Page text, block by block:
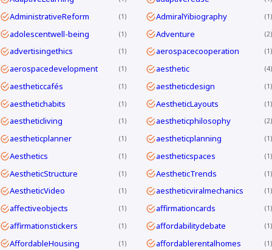
AdministrativeReform 1 AdmiralYibiography 1
adolescentwell-being 1 Adventure 2
advertisingethics 1 aerospacecooperation 1
aerospacedevelopment 1 aesthetic 4
aestheticcafés 1 aestheticdesign 1
aesthetichabits 1 AestheticLayouts 1
aestheticliving 1 aestheticphilosophy 2
aestheticplanner 1 aestheticplanning 1
Aesthetics 1 aestheticspaces 1
AestheticStructure 1 AestheticTrends 1
AestheticVideo 1 aestheticviralmechanics 1
affectiveobjects 1 affirmationcards 1
affirmationstickers 1 affordabilitydebate 1
AffordableHousing 1 affordablerentalhomes 1